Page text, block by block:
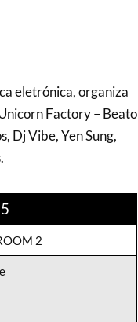
eletrónica, organiza
Factory – Beato
Dj Vibe, Yen Sung,
2